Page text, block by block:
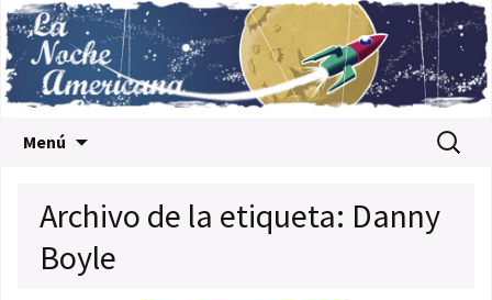
Menú Buscar:
Archivo de la etiqueta: Danny
Boyle